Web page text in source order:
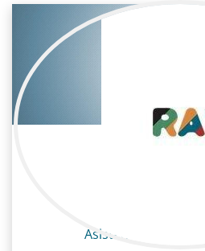
Asistente